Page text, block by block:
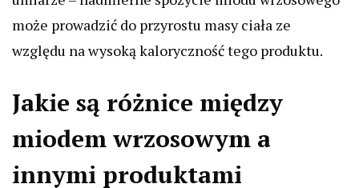
może prowadzić do przyrostu masy ciała ze
względu na wysoką kaloryczność tego produktu.
Jakie są różnice między
miodem wrzosowym a
innymi produktami